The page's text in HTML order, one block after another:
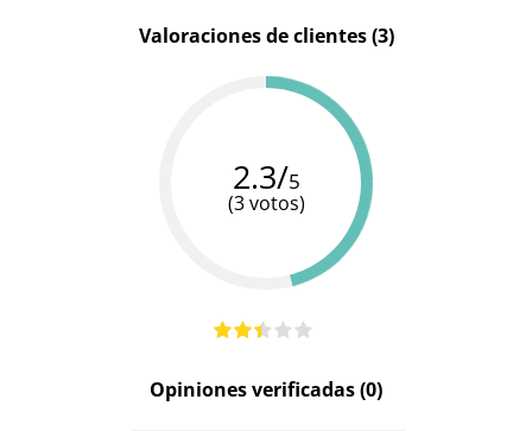
40.5 cm -
-
Valoraciones de clientes (3)
2.3/5
(3 votos)
Opiniones verificadas (0)